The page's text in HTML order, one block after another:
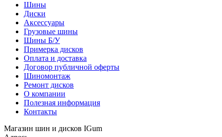
Шины
Диски
Аксессуары
Грузовые шины
Шины Б/У
Примерка дисков
Оплата и доставка
Договор публичной оферты
Шиномонтаж
Ремонт дисков
О компании
Полезная информация
Контакты
Магазин шин и дисков IGum